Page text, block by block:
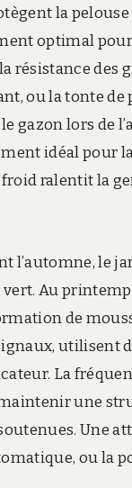
la
optimal
des
ou la tonte
gazon lors de
idéal pour
ralentit la
l’automne, le
Au
de
utilisent
La
une
Une
ou la